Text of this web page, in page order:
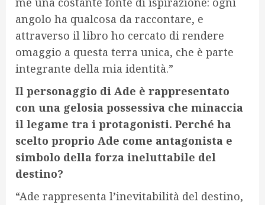
angolo ha qualcosa da raccontare, e
attraverso il libro ho cercato di rendere
omaggio a questa terra unica, che è parte
integrante della mia identità.”
Il personaggio di Ade è rappresentato
con una gelosia possessiva che minaccia
il legame tra i protagonisti. Perché ha
scelto proprio Ade come antagonista e
simbolo della forza ineluttabile del
destino?
“Ade rappresenta l’inevitabilità del destino,